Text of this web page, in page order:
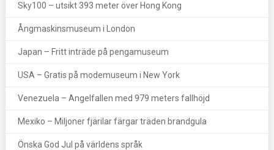
Sky100 – utsikt 393 meter över Hong Kong
Ångmaskinsmuseum i London
Japan – Fritt inträde på pengamuseum
USA – Gratis på modemuseum i New York
Venezuela – Angelfallen med 979 meters fallhöjd
Mexiko – Miljoner fjärilar färgar träden brandgula
Önska God Jul på världens språk